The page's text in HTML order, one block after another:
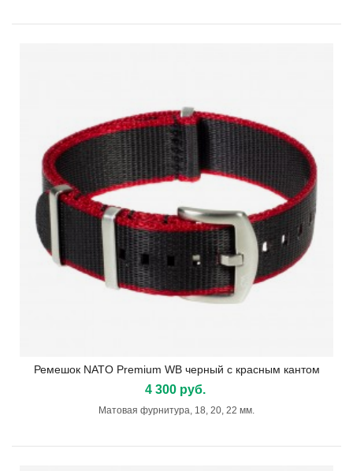
Ремешок NATO Premium WB черный с красным кантом
4 300 руб.
Матовая фурнитура, 18, 20, 22 мм.